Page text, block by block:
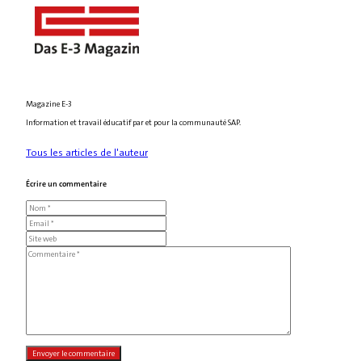
Magazine E-3
Information et travail éducatif par et pour la communauté SAP.
Tous les articles de l'auteur
Écrire un commentaire